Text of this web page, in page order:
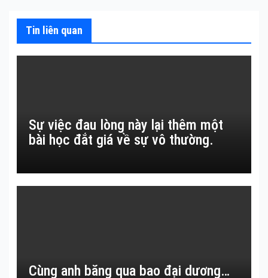
Tin liên quan
Sự việc đau lòng này lại thêm một
bài học đắt giá về sự vô thường.
Cùng anh băng qua bao đại dương…